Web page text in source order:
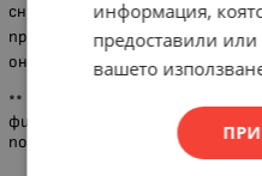
снимка и реалния продукт,
производителя или неналичие
онлайн магазинът не носи
** Вариантите за доставка са
фирма или от наш обект в град
ползват отстъпки за
информация,
предоставили или
вашето